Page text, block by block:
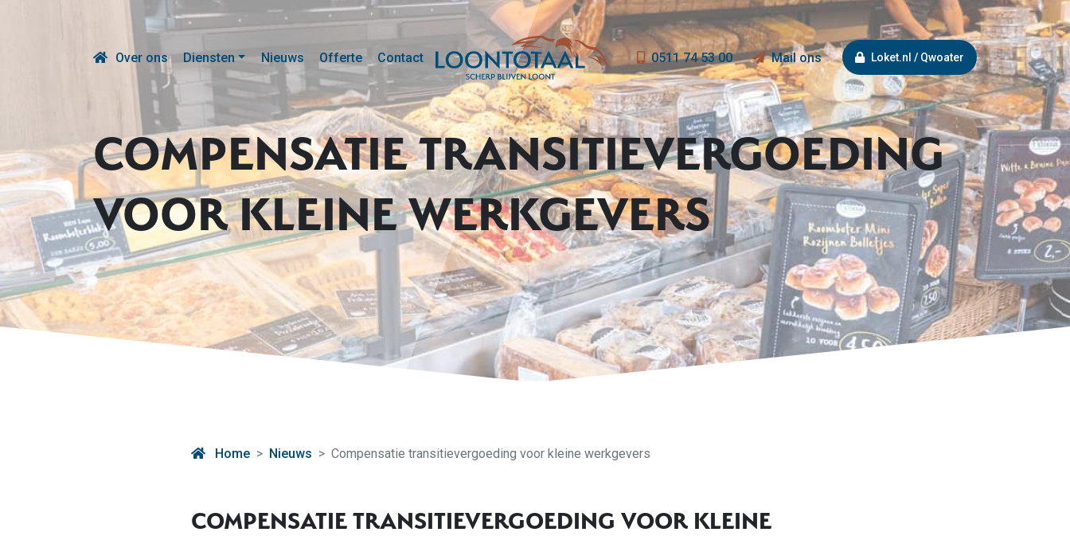
Over ons Diensten Nieuws Offerte Contact 0511 74 53 00 Mail ons Loket.nl / Qwoater
COMPENSATIE TRANSITIEVERGOEDING
VOOR KLEINE WERKGEVERS
Home Nieuws Compensatie transitievergoeding voor kleine werkgevers
COMPENSATIE TRANSITIEVERGOEDING VOOR KLEINE